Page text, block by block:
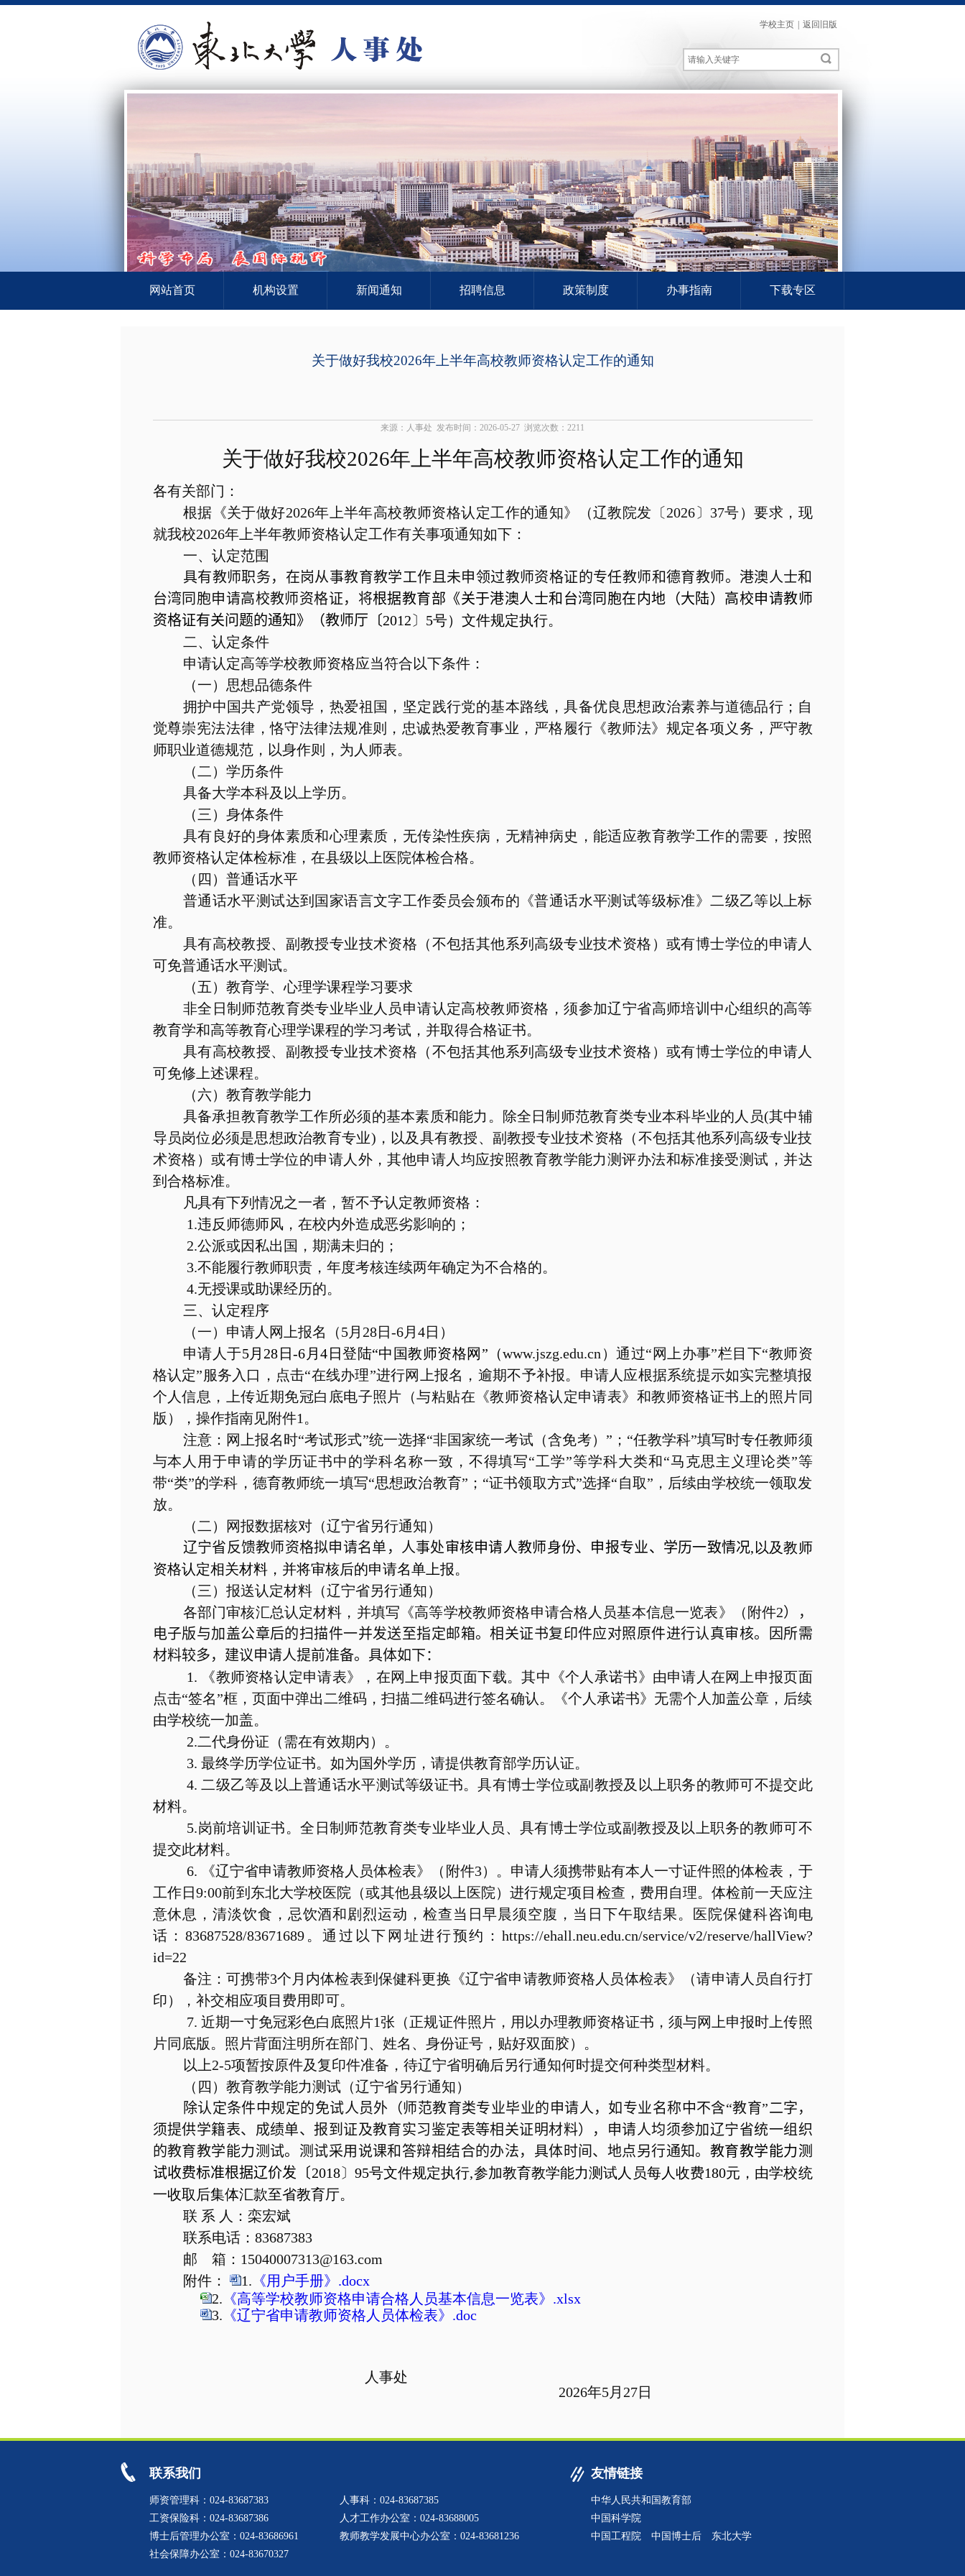
学校主页 返回旧版
网站首页 机构设置 新闻通知 招聘信息 政策制度 办事指南 下载专区
关于做好我校2026年上半年高校教师资格认定工作的通知
来源：人事处 发布时间：2026-05-27 浏览次数： 2211
关于做好我校2026年上半年高校教师资格认定工作的通知
各有关部门：
根据《关于做好2026年上半年高校教师资格认定工作的通知》（辽教院发〔2026〕 37号）要求，现
就我校2026年上半年教师资格认定工作有关事项通知如下：
一、认定范围
具有教师职务，在岗从事教育教学工作且未申领过教师资格证的专任教师和德育教师。港澳人士和
台湾同胞申请高校教师资格证，将根据教育部《关于港澳人士和台湾同胞在内地（大陆）高校申请教师
资格证有关问题的通知》（教师厅 〔2012〕 5号）文件规定执行。
二、认定条件
申请认定高等学校教师资格应当符合以下条件：
（一）思想品德条件
拥护中国共产党领导，热爱祖国，坚定践行党的基本路线，具备优良思想政治素养与道德品行；自
觉尊崇宪法法律，恪守法律法规准则，忠诚热爱教育事业，严格履行《教师法》规定各项义务，严守教
师职业道德规范，以身作则，为人师表。
（二）学历条件
具备大学本科及以上学历。
（三）身体条件
具有良好的身体素质和心理素质，无传染性疾病，无精神病史，能适应教育教学工作的需要，按照
教师资格认定体检标准，在县级以上医院体检合格。
（四）普通话水平
普通话水平测试达到国家语言文字工作委员会颁布的《普通话水平测试等级标准》二级乙等以上标
准。
具有高校教授、副教授专业技术资格（不包括其他系列高级专业技术资格）或有博士学位的申请人
可免普通话水平测试。
（五）教育学、心理学课程学习要求
非全日制师范教育类专业毕业人员申请认定高校教师资格，须参加辽宁省高师培训中心组织的高等
教育学和高等教育心理学课程的学习考试，并取得合格证书。
具有高校教授、副教授专业技术资格（不包括其他系列高级专业技术资格）或有博士学位的申请人
可免修上述课程。
（六）教育教学能力
具备承担教育教学工作所必须的基本素质和能力。除全日制师范教育类专业本科毕业的人员(其中辅
导员岗位必须是思想政治教育专业) ，以及具有教授、副教授专业技术资格（不包括其他系列高级专业技
术资格）或有博士学位的申请人外，其他申请人均应按照教育教学能力测评办法和标准接受测试，并达
到合格标准。
凡具有下列情况之一者，暂不予认定教师资格：
1.违反师德师风，在校内外造成恶劣影响的；
2.公派或因私出国，期满未归的；
3.不能履行教师职责，年度考核连续两年确定为不合格的。
4.无授课或助课经历的。
三、认定程序
（一）申请人网上报名（5月 28日-6月4日）
申请人于5月 28日-6 月4日登陆“中国教师资格网”（www.jszg.edu.cn ）通过“网上办事”栏目下“教师资
格认定”服务入口，点击“在线办理”进行网上报名，逾期不予补报。申请人应根据系统提示如实完整填报
个人信息，上传近期免冠白底电子照片（与粘贴在《教师资格认定申请表》和教师资格证书上的照片同
版），操作指南见附件1 。
注意：网上报名时“考试形式”统一选择“非国家统一考试（含免考）”；“任教学科”填写时专任教师须
与本人用于申请的学历证书中的学科名称一致，不得填写“工学”等学科大类和“马克思主义理论类”等
带“类”的学科，德育教师统一填写“思想政治教育”；“证书领取方式”选择“自取”，后续由学校统一领取发
放。
（二）网报数据核对（辽宁省另行通知）
辽宁省反馈教师资格拟申请名单，人事处审核申请人教师身份、申报专业、学历一致情况,以及教师
资格认定相关材料，并将审核后的申请名单上报。
（三）报送认定材料（辽宁省另行通知）
各部门审核汇总认定材料，并填写《高等学校教师资格申请合格人员基本信息一览表》（附件2），
电子版与加盖公章后的扫描件一并发送至指定邮箱。相关证书复印件应对照原件进行认真审核。因所需
材料较多，建议申请人提前准备。具体如下：
1.
《教师资格认定申请表》，在网上申报页面下载。其中《个人承诺书》由申请人在网上申报页面
点击“签名”框，页面中弹出二维码，扫描二维码进行签名确认。《个人承诺书》无需个人加盖公章，后续
由学校统一加盖。
2.二代身份证（需在有效期内）。
3. 最终学历学位证书。如为国外学历，请提供教育部学历认证。
4.二级乙等及以上普通话水平测试等级证书。具有博士学位或副教授及以上职务的教师可不提交此
材料。
5.岗前培训证书。全日制师范教育类专业毕业人员、具有博士学位或副教授及以上职务的教师可不
提交此材料。
6.
《辽宁省申请教师资格人员体检表》（附件3）。申请人须携带贴有本人一寸证件照的体检表，于
工作日9:00前到东北大学校医院（或其他县级以上医院）进行规定项目检查，费用自理。体检前一天应注
意休息，清淡饮食，忌饮酒和剧烈运动，检查当日早晨须空腹，当日下午取结果。医院保健科咨询电
话： 83687528/83671689。通过以下网址进行预约： https://ehall.neu.edu.cn/service/v2/reserve/hallView?
id=22
备注：可携带3个月内体检表到保健科更换《辽宁省申请教师资格人员体检表》（请申请人员自行打
印），补交相应项目费用即可。
7. 近期一寸免冠彩色白底照片1张（正规证件照片，用以办理教师资格证书，须与网上申报时上传照
片同底版。照片背面注明所在部门、姓名、身份证号，贴好双面胶）。
以上2-5项暂按原件及复印件准备，待辽宁省明确后另行通知何时提交何种类型材料。
（四）教育教学能力测试（辽宁省另行通知）
除认定条件中规定的免试人员外（师范教育类专业毕业的申请人，如专业名称中不含“教育”二字，
须提供学籍表、成绩单、报到证及教育实习鉴定表等相关证明材料），申请人均须参加辽宁省统一组织
的教育教学能力测试。测试采用说课和答辩相结合的办法，具体时间、地点另行通知。 教育教学能力测
试收费标准根据辽价发 〔2018〕 95号文件规定执行,参加教育教学能力测试人员每人收费180元，由学校统
一收取后集体汇款至省教育厅。
联 系 人：栾宏斌
联系电话： 83687383
邮 箱： 15040007313@163.com
附件：
1. 《用户手册》.docx
2. 《高等学校教师资格申请合格人员基本信息一览表》.xlsx
3. 《辽宁省申请教师资格人员体检表》.doc
人事处
2026年5月 27日
联系我们
师资管理科：024-83687383
人事科：024-83687385
工资保险科：024-83687386
人才工作办公室：024-83688005
博士后管理办公室：024-83686961
教师教学发展中心办公室：024-83681236
社会保障办公室：024-83670327
友情链接
中华人民共和国教育部
中国科学院
中国工程院
中国博士后 东北大学